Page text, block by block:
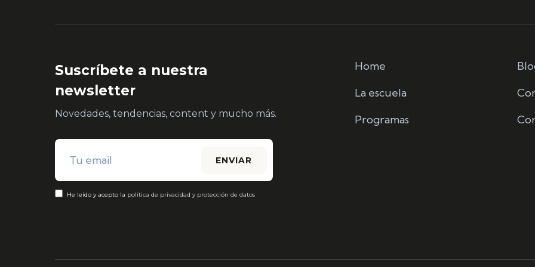
Suscríbete a nuestra
newsletter
Novedades, tendencias, content y mucho más.
He leído y acepto la política de privacidad y protección de datos
Home
La escuela
Programas